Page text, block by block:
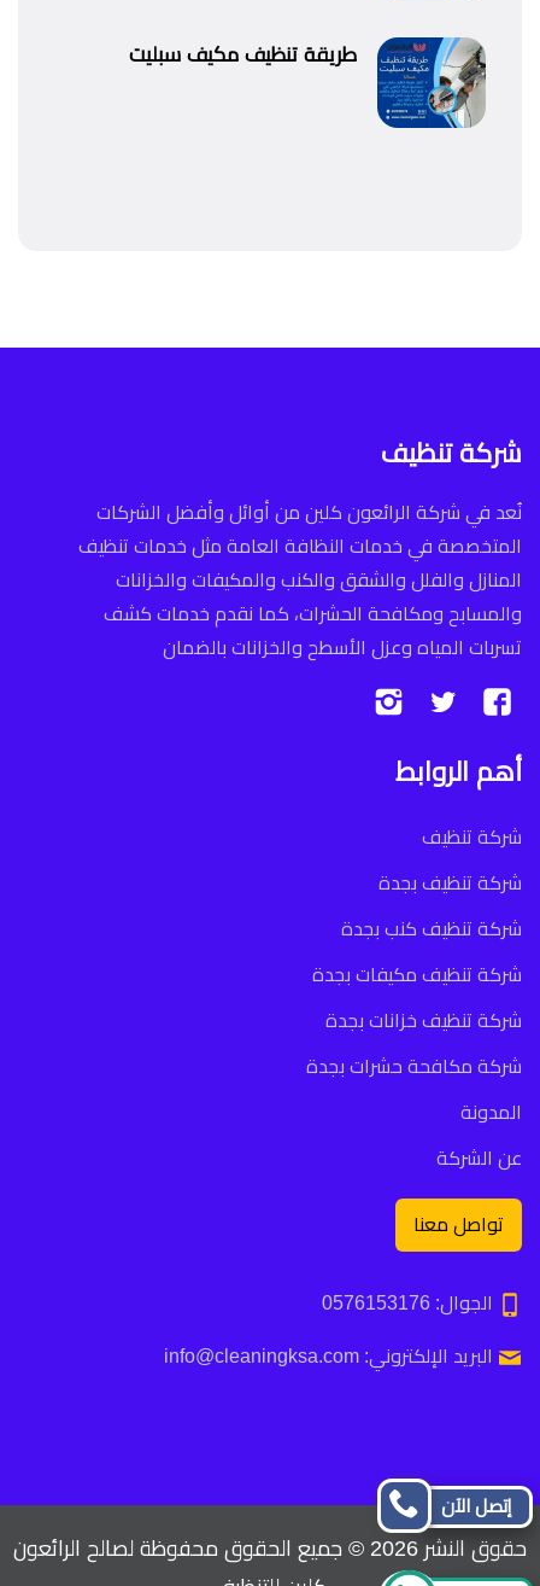
طريقة تنظيف مكيف سبليت
شركة تنظيف
نُعد في شركة الرائعون كلين من أوائل وأفضل الشركات
المتخصصة في خدمات النظافة العامة مثل خدمات تنظيف
المنازل والفلل والشقق والكنب والمكيفات والخزانات
والمسابح ومكافحة الحشرات، كما نقدم خدمات كشف
تسربات المياه وعزل الأسطح والخزانات بالضمان
تابعنا
فيسبوك
تابعنا
تويتر
أهم الروابط
شركة تنظيف
شركة تنظيف بجدة
شركة تنظيف كنب بجدة
شركة تنظيف مكيفات بجدة
شركة تنظيف خزانات بجدة
شركة مكافحة حشرات بجدة
المدونة
عن الشركة
تواصل معنا
الجوال: 0576153176
البريد الإلكتروني: info@cleaningksa.com
حقوق النشر 2026 © جميع الحقوق محفوظة لصالح الرائعون
إتصل الآن